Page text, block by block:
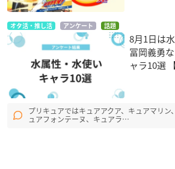
オタ活・推し活 アンケート 話題
8月1日は
冨岡義勇
ャラ10選
プリキュアではキュアアクア、キュアマリン
ュアフォンテーヌ、キュアラ…